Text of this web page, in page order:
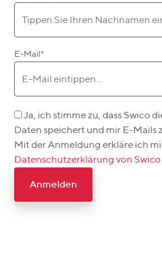
E-Mail *
Ja, ich stimme zu, dass Swico
Daten speichert und mir E-Mails
Mit der Anmeldung erkläre ich
Datenschutzerklärung von Swico
Anmelden